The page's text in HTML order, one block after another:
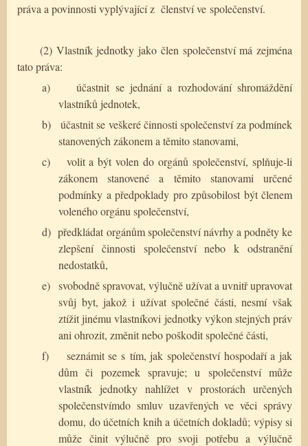
práva a povinnosti vyplývající z členství ve společenství.
(2) Vlastník jednotky jako člen společenství má zejména
tato práva:
a)
účastnit se jednání a rozhodování shromáždění
vlastníků jednotek,
b)
účastnit se veškeré činnosti společenství za podmínek
stanovených zákonem a těmito stanovami,
c)
volit a být volen do orgánů společenství, splňuje-li
zákonem stanovené a těmito stanovami určené
podmínky a předpoklady pro způsobilost být členem
voleného orgánu společenství,
d) předkládat orgánům společenství návrhy a podněty ke
zlepšení činnosti společenství nebo k odstranění
nedostatků,
e) svobodně spravovat, výlučně užívat a uvnitř upravovat
svůj byt, jakož i užívat společné části, nesmí však
ztížit jinému vlastníkovi jednotky výkon stejných práv
ani ohrozit, změnit nebo poškodit společné části,
f)
seznámit se s tím, jak společenství hospodaří a jak
dům či pozemek spravuje; u společenství může
vlastník jednotky nahlížet v prostorách určených
společenstvímdo smluv uzavřených ve věci správy
domu, do účetních knih a účetních dokladů; výpisy si
může činit výlučně pro svoji potřebu a výlučně